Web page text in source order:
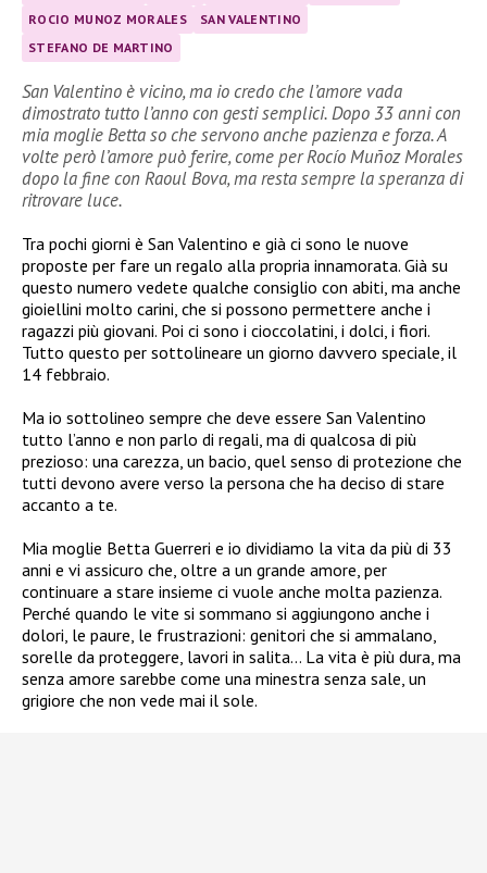
ROCIO MUNOZ MORALES
SAN VALENTINO
STEFANO DE MARTINO
San Valentino è vicino, ma io credo che l’amore vada
dimostrato tutto l’anno con gesti semplici. Dopo 33 anni con
mia moglie Betta so che servono anche pazienza e forza. A
volte però l’amore può ferire, come per Rocío Muñoz Morales
dopo la fine con Raoul Bova, ma resta sempre la speranza di
ritrovare luce.
Tra pochi giorni è San Valentino e già ci sono le nuove
proposte per fare un regalo alla propria innamorata. Già su
questo numero vedete qualche consiglio con abiti, ma anche
gioiellini molto carini, che si possono permettere anche i
ragazzi più giovani. Poi ci sono i cioccolatini, i dolci, i fiori.
Tutto questo per sottolineare un giorno davvero speciale, il
14 febbraio.
Ma io sottolineo sempre che deve essere San Valentino
tutto l’anno e non parlo di regali, ma di qualcosa di più
prezioso: una carezza, un bacio, quel senso di protezione che
tutti devono avere verso la persona che ha deciso di stare
accanto a te.
Mia moglie Betta Guerreri e io dividiamo la vita da più di 33
anni e vi assicuro che, oltre a un grande amore, per
continuare a stare insieme ci vuole anche molta pazienza.
Perché quando le vite si sommano si aggiungono anche i
dolori, le paure, le frustrazioni: genitori che si ammalano,
sorelle da proteggere, lavori in salita… La vita è più dura, ma
senza amore sarebbe come una minestra senza sale, un
grigiore che non vede mai il sole.